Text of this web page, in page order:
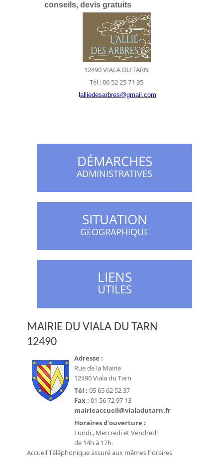
conseils, devis gratuits
12490 VIALA DU TARN
Tél : 06 52 25 71 35
alliedesarbres@gmail.com
DÉMARCHES
ADMINISTRATIVES
SITUATION
GÉOGRAPHIQUE
LIENS
UTILES
MAIRIE DU VIALA DU TARN
12490
Adresse :
Rue de la Mairie
12490 Viala du Tarn
Tél : 05 65 62 52 37
Fax : 01 56 72 97 13
mairieaccueil@vialadutarn.fr
Horaires d'ouverture :
Lundi , Mercredi et Vendredi
de 14h à 17h.
Accueil Téléphonique assuré aux mêmes horaires